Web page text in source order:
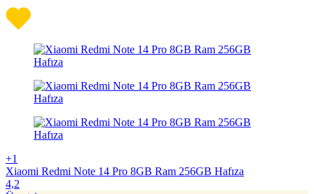
+1
Xiaomi Redmi Note 14 Pro 8GB Ram 256GB Hafıza
4,2